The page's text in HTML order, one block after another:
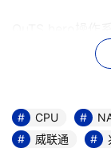
1、区块层级
实 (Inline
快速；也有助于
CPU
威联通